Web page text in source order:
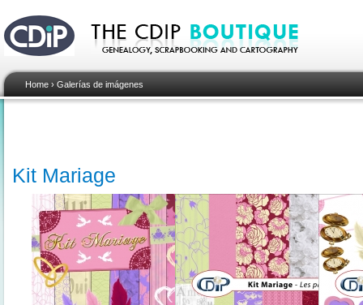
Home › Galerías de imágenes
Kit Mariage